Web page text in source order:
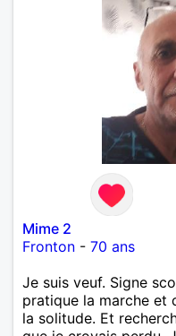
Mime 2
Fronton - 70 ans
Je suis veuf. Signe
pratique la marche et
la solitude. Et